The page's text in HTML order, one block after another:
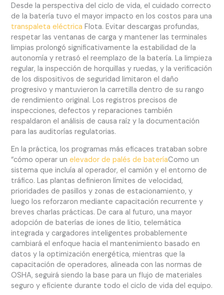
Desde la perspectiva del ciclo de vida, el cuidado correcto
de la batería tuvo el mayor impacto en los costos para una
transpaleta eléctrica Flota. Evitar descargas profundas,
respetar las ventanas de carga y mantener las terminales
limpias prolongó significativamente la estabilidad de la
autonomía y retrasó el reemplazo de la batería. La limpieza
regular, la inspección de horquillas y ruedas, y la verificación
de los dispositivos de seguridad limitaron el daño
progresivo y mantuvieron la carretilla dentro de su rango
de rendimiento original. Los registros precisos de
inspecciones, defectos y reparaciones también
respaldaron el análisis de causa raíz y la documentación
para las auditorías regulatorias.
En la práctica, los programas más eficaces trataban sobre
“cómo operar unelevador de palés de bateríaComo un
sistema que incluía al operador, el camión y el entorno de
tráfico. Las plantas definieron límites de velocidad,
prioridades de pasillos y zonas de estacionamiento, y
luego los reforzaron mediante capacitación recurrente y
breves charlas prácticas. De cara al futuro, una mayor
adopción de baterías de iones de litio, telemática
integrada y cargadores inteligentes probablemente
cambiará el enfoque hacia el mantenimiento basado en
datos y la optimización energética, mientras que la
capacitación de operadores, alineada con las normas de
OSHA, seguirá siendo la base para un flujo de materiales
seguro y eficiente durante todo el ciclo de vida del equipo.